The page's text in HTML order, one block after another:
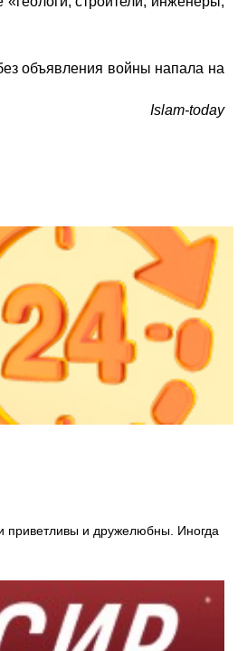
объявления войны напала на
Islam-today
приветливы и дружелюбны. Иногда